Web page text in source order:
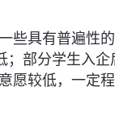
些具有普遍性
部分学生入
愿较低，一定